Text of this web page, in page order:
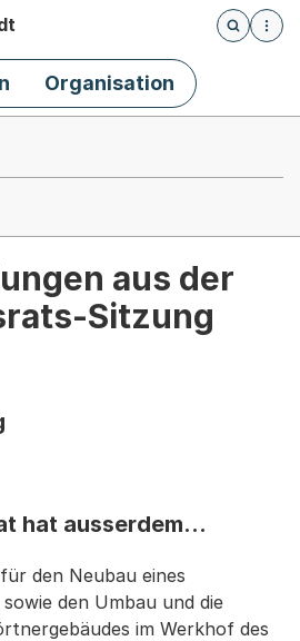
Öffnet
Organisation
aus der
Sitzung
hat ausserdem...
den Neubau eines
den Umbau und die
im Werkhof des